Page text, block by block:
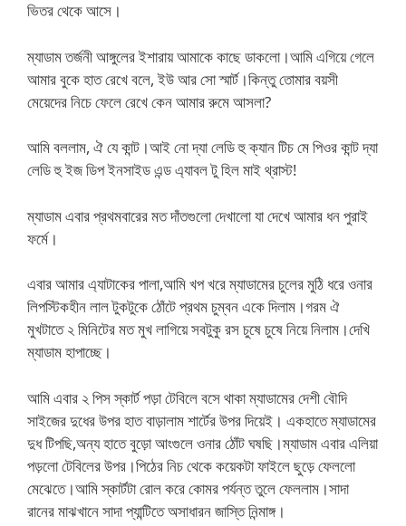
ভিতর থেকে আসে।
ম্যাডাম তর্জনী আঙ্গুলের ইশারায় আমাকে কাছে ডাকলো।আমি এগিয়ে গেলে
আমার বুকে হাত রেখে বলে, ইউ আর সো স্মার্ট।কিন্তু তোমার বয়সী
মেয়েদের নিচে ফেলে রেখে কেন আমার রুমে আসলা?
আমি বললাম, ঐ যে কান্ট।আই নো দ্যা লেডি হু ক্যান টিচ মে পিওর কান্ট দ্যা
লেডি হু ইজ ডিপ ইনসাইড এন্ড এ্যাবল টু হিল মাই থ্রাস্ট!
ম্যাডাম এবার প্রথমবারের মত দাঁতগুলো দেখালো যা দেখে আমার ধন পুরাই
ফর্মে।
এবার আমার এ্যাটাকের পালা,আমি খপ খরে ম্যাডামের চুলের মুঠি ধরে ওনার
লিপস্টিকহীন লাল টুকটুকে ঠোঁটে প্রথম চুম্বন একে দিলাম।গরম ঐ
মুখটাতে ২ মিনিটের মত মুখ লাগিয়ে সবটুকু রস চুষে চুষে নিয়ে নিলাম।দেখি
ম্যাডাম হাপাচ্ছে।
আমি এবার ২ পিস স্কার্ট পড়া টেবিলে বসে থাকা ম্যাডামের দেশী বৌদি
সাইজের দুধের উপর হাত বাড়ালাম শার্টের উপর দিয়েই। একহাতে ম্যাডামের
দুধ টিপছি,অন্য হাতে বুড়ো আংগুলে ওনার ঠোঁট ঘষছি।ম্যাডাম এবার এলিয়া
পড়লো টেবিলের উপর।পিঠের নিচ থেকে কয়েকটা ফাইলে ছুড়ে ফেললো
মেঝেতে।আমি স্কার্টটা রোল করে কোমর পর্যন্ত তুলে ফেললাম।সাদা
রানের মাঝখানে সাদা প্যান্টিতে অসাধারন জাস্তি নিন্মাঙ্গ।